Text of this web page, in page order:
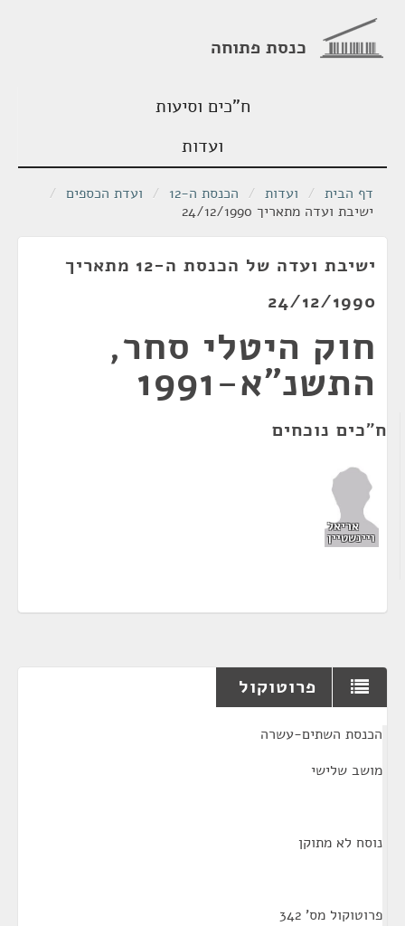
כנסת פתוחה
ח"כים וסיעות
ועדות
דף הבית / ועדות / הכנסת ה-12 / ועדת הכספים /
ישיבת ועדה מתאריך 24/12/1990
ישיבת ועדה של הכנסת ה-12 מתאריך
24/12/1990
חוק היטלי סחר,
התשנ"א-1991
ח"כים נוכחים
אריאל
ויינשטיין
פרוטוקול
הכנסת השתים-עשרה
מושב שלישי
נוסח לא מתוקן
פרוטוקול מס' 342